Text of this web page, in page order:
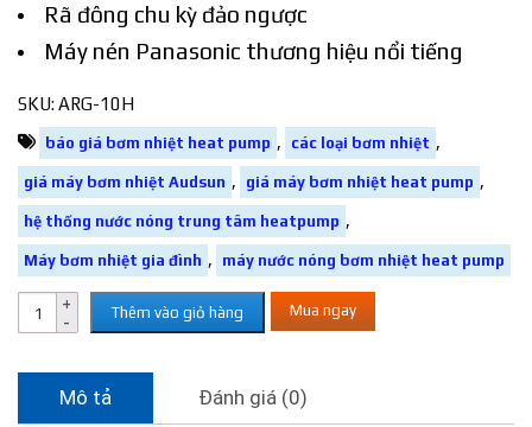
Rã đông chu kỳ đảo ngược
Máy nén Panasonic thương hiệu nổi tiếng
SKU:ARG-10H
báo giá bơm nhiệt heat pump , các loại bơm nhiệt ,
giá máy bơm nhiệt Audsun , giá máy bơm nhiệt heat pump ,
hệ thống nước nóng trung tâm heatpump ,
Máy bơm nhiệt gia đình , máy nước nóng bơm nhiệt heat pump
Thêm vào giỏ hàng Mua ngay
Mô tả Đánh giá (0)